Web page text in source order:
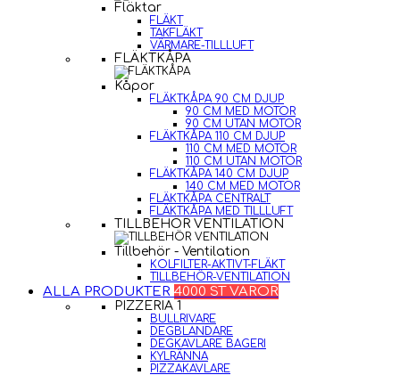
Fläktar
FLÄKT
TAKFLÄKT
VÄRMARE-TILLLUFT
FLÄKTKÅPA
Kåpor
FLÄKTKÅPA 90 CM DJUP
90 CM MED MOTOR
90 CM UTAN MOTOR
FLÄKTKÅPA 110 CM DJUP
110 CM MED MOTOR
110 CM UTAN MOTOR
FLÄKTKÅPA 140 CM DJUP
140 CM MED MOTOR
FLÄKTKÅPA CENTRALT
FLÄKTKÅPA MED TILLLUFT
TILLBEHÖR VENTILATION
Tillbehör - Ventilation
KOLFILTER-AKTIVT-FLÄKT
TILLBEHÖR-VENTILATION
ALLA PRODUKTER 4000 ST VAROR
PIZZERIA 1
BULLRIVARE
DEGBLANDARE
DEGKAVLARE BAGERI
KYLRÄNNA
PIZZAKAVLARE